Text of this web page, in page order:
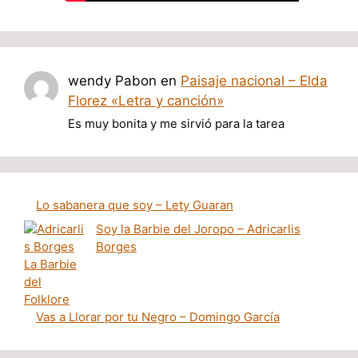
wendy Pabon en Paisaje nacional – Elda
Florez «Letra y canción»
Es muy bonita y me sirvió para la tarea
Lo sabanera que soy – Lety Guaran
Soy la Barbie del Joropo – Adricarlis
Borges
Vas a Llorar por tu Negro – Domingo García